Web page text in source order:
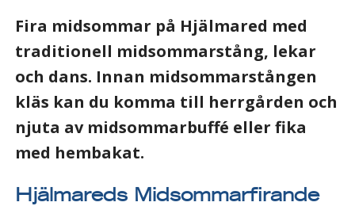
Fira midsommar på Hjälmared med
traditionell midsommarstång, lekar
och dans. Innan midsommarstången
kläs kan du komma till herrgården och
njuta av midsommarbuffé eller fika
med hembakat.
Hjälmareds Midsommarfirande